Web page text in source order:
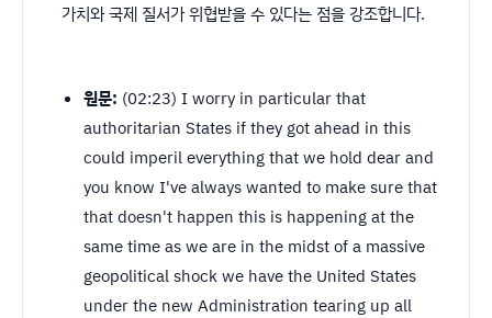
가치와 국제 질서가 위협받을 수 있다는 점을 강조합니다.
원문: (02:23) I worry in particular that
authoritarian States if they got ahead in this
could imperil everything that we hold dear and
you know I've always wanted to make sure that
that doesn't happen this is happening at the
same time as we are in the midst of a massive
geopolitical shock we have the United States
under the new Administration tearing up all